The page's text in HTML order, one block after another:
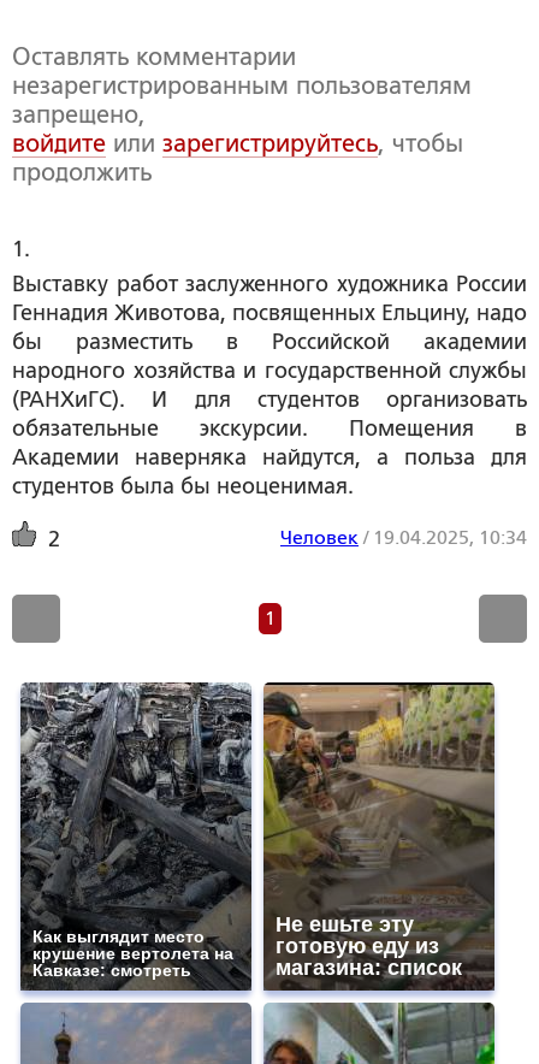
Оставлять комментарии
незарегистрированным пользователям
запрещено,
войдите или зарегистрируйтесь, чтобы
продолжить
1.
Выставку работ заслуженного художника России
Геннадия Животова, посвященных Ельцину, надо
бы разместить в Российской академии
народного хозяйства и государственной службы
(РАНХиГС). И для студентов организовать
обязательные экскурсии. Помещения в
Академии наверняка найдутся, а польза для
студентов была бы неоценимая.
2 Человек/ 19.04.2025, 10:34
1
Как выглядит место
крушение вертолета на
Кавказе: смотреть
Не ешьте эту
готовую еду из
магазина: список